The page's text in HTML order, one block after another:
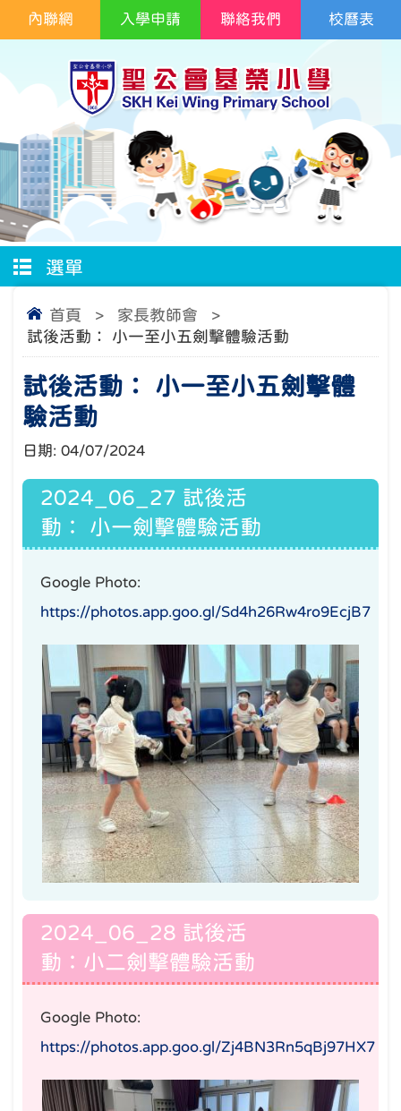
校曆表
內聯網 入學申請 聯絡我們
選單
首頁 > 家長教師會
>
試後活動： 小一至小五劍擊體驗活動
試後活動： 小一至小五劍擊體
驗活動
日期: 04/07/2024
2024_06_27 試後活
動： 小一劍擊體驗活動
Google Photo:
https://photos.app.goo.gl/Sd4h26Rw4ro9EcjB7
2024_06_28 試後活
動：小二劍擊體驗活動
Google Photo:
https://photos.app.goo.gl/Zj4BN3Rn5qBj97HX7